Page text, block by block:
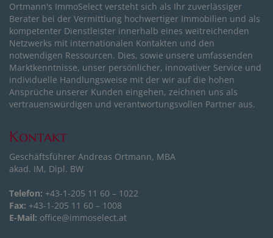
Ortmann's ImmoSelect versteht sich als Ihr zuverlässiger
Berater bei der Vermittlung hochwertiger Immobilien und als
kompetenter Dienstleister innerhalb eines weitreichenden
Netzwerks mit internationalen Kontakten und den
notwendigen Ressourcen. Dies, sowie unsere umfassenden
Marktkenntnisse, unser persönlicher, innovativer Service und
individuelle Handlungsweise mit der wir auf die hohen
Ansprüche unserer Kunden eingehen, zeichnen uns als
vertrauenswürdigen und verantwortungsvollen Partner aus.
Kontakt
Geschäftsführer Andreas Ortmann, MBA
akad. IM, Dipl. BW
Telefon: +43-1-205 11 60 – 1022
Fax: +43-1-205 11 60 – 1008
E-Mail: office@immoselect.at